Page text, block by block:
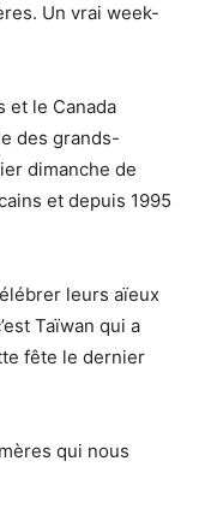
Un vrai week-
et le Canada
des grands-
dimanche de
et depuis 1995
leurs aïeux
Taïwan qui a
fête le dernier
qui nous